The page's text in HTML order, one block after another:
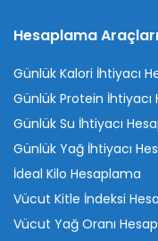
Hesaplama Araçları
Günlük Kalori İhtiyacı
Günlük Protein İhtiyacı
Günlük Su İhtiyacı
Günlük Yağ İhtiyacı
İdeal Kilo Hesaplama
Vücut Kitle İndeksi
Vücut Yağ Oranı